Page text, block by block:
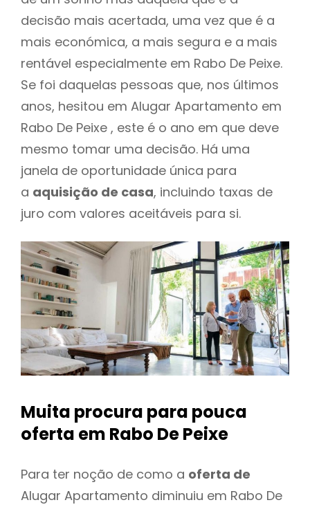
decisão mais acertada, uma vez que é a
mais económica, a mais segura e a mais
rentável especialmente em Rabo De Peixe.
Se foi daquelas pessoas que, nos últimos
anos, hesitou em Alugar Apartamento em
Rabo De Peixe , este é o ano em que deve
mesmo tomar uma decisão. Há uma
janela de oportunidade única para
a aquisição de casa, incluindo taxas de
juro com valores aceitáveis para si.
Muita procura para pouca
oferta em Rabo De Peixe
Para ter noção de como a oferta de
Alugar Apartamento diminuiu em Rabo De